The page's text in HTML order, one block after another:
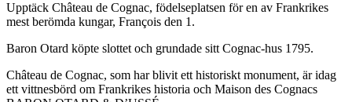
Upptäck Château de Cognac, födelseplatsen för en av Frankrikes
mest berömda kungar, François den 1.
Baron Otard köpte slottet och grundade sitt Cognac-hus 1795.
Château de Cognac, som har blivit ett historiskt monument, är idag
ett vittnesbörd om Frankrikes historia och Maison des Cognacs